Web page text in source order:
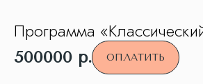
Программа
500000 р. ОПЛАТИТЬ